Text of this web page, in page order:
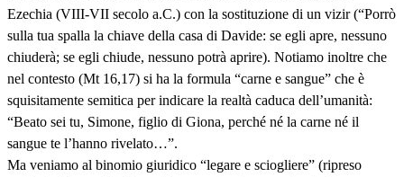
Ezechia (VIII-VII secolo a.C.) con la sostituzione di un vizir (“Porrò
sulla tua spalla la chiave della casa di Davide: se egli apre, nessuno
chiuderà; se egli chiude, nessuno potrà aprire). Notiamo inoltre che
nel contesto (Mt 16,17) si ha la formula “carne e sangue” che è
squisitamente semitica per indicare la realtà caduca dell’umanità:
“Beato sei tu, Simone, figlio di Giona, perché né la carne né il
sangue te l’hanno rivelato…”.
Ma veniamo al binomio giuridico “legare e sciogliere” (ripreso